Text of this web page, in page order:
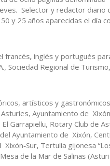
Selector y redactor diario
y 25 años aparecidas el día
inglés y portugués
Sociedad Regional de
artísticos y
Ayuntamiento de
Garrapiellu, Rotary Club de
Ayuntamiento de Xixón,
Sur, Tertulia gijonesa
de la Mar de Salinas